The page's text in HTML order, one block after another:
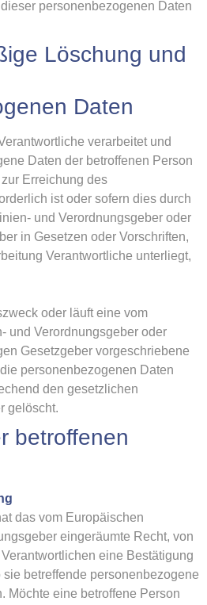
personenbezogenen Daten
Löschung und
Daten
verarbeitet und
Daten der betroffenen Person
Erreichung des
ist oder sofern dies durch
und Verordnungsgeber oder
in Gesetzen oder Vorschriften,
Verantwortliche unterliegt,
oder läuft eine vom
und Verordnungsgeber oder
Gesetzgeber vorgeschriebene
personenbezogenen Daten
den gesetzlichen
gelöscht.
betroffenen
das vom Europäischen
eingeräumte Recht, von
eine Bestätigung
betreffende personenbezogene
Möchte eine betroffene Person